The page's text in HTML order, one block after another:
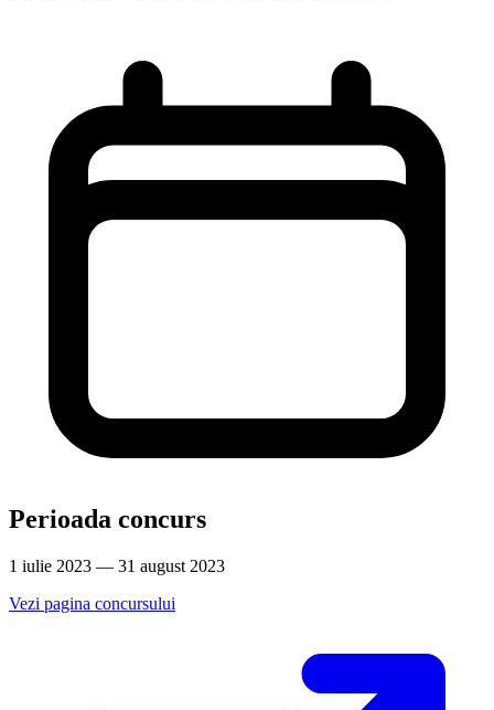
Perioada concurs
1 iulie 2023 — 31 august 2023
Vezi pagina concursului